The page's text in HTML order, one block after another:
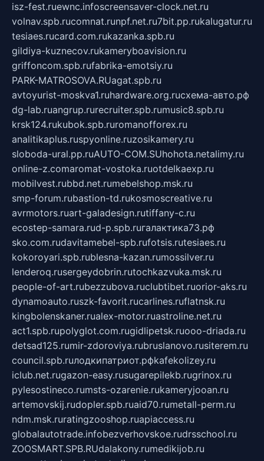
isz-fest.ruewnc.infoscreensaver-clock.net.ru
volnav.spb.rucomnat.runpf.net.ru7bit.pp.rukalugatur.ru
tesiaes.rucard.com.rukazanka.spb.ru
gildiya-kuznecov.rukameryboavision.ru
griffoncom.spb.rufabrika-emotsiy.ru
PARK-MATROSOVA.RUagat.spb.ru
avtoyurist-moskva1.ruhardware.org.ruсхема-авто.рф
dg-lab.ruangrup.rurecruiter.spb.rumusic8.spb.ru
krsk124.rukubok.spb.ruromanofforex.ru
analitikaplus.ruspyonline.ruzosikamery.ru
sloboda-ural.pp.ruAUTO-COM.SUhohota.netalimy.ru
online-z.comaromat-vostoka.ruotdelkaexp.ru
mobilvest.rubbd.net.rumebelshop.msk.ru
smp-forum.rubastion-td.rukosmoscreative.ru
avrmotors.ruart-galadesign.rutiffany-c.ru
ecostep-samara.rud-p.spb.ruгалактика73.рф
sko.com.rudavitamebel-spb.rufotsis.rutesiaes.ru
kokoroyari.spb.rublesna-kazan.rumossilver.ru
lenderoq.rusergeydobrin.rutochkazvuka.msk.ru
people-of-art.rubezzubova.ruclubtibet.ruorior-aks.ru
dynamoauto.ruszk-favorit.rucarlines.ruflatnsk.ru
kingbolenskaner.rualex-motor.ruastroline.net.ru
act1.spb.rupolyglot.com.rugidlipetsk.ruooo-driada.ru
detsad125.rumir-zdoroviya.rubruslanovo.rusiterem.ru
council.spb.ruлодкипатриот.рфkafekolizey.ru
iclub.net.rugazon-easy.rusugarepilekb.rugrinox.ru
pylesostineco.rumsts-ozarenie.rukameryjooan.ru
artemovskij.rudopler.spb.ruaid70.rumetall-perm.ru
ndm.msk.ruratingzooshop.ruapiaccess.ru
globalautotrade.infobezverhovskoe.rudrsschool.ru
ZOOSMART.SPB.RUdalakony.rumedikijob.ru